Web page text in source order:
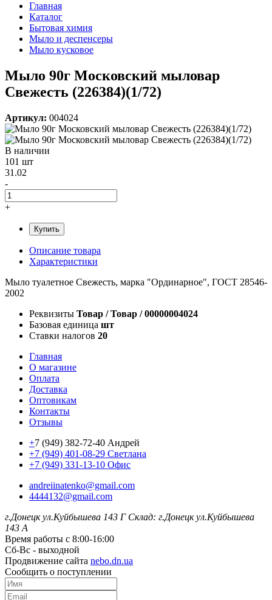
Главная
Каталог
Бытовая химия
Мыло и деспенсеры
Мыло кусковое
Мыло 90г Московский мыловар
Свежесть (226384)(1/72)
Артикул: 004024
В наличии
101 шт
31.02
-
+
Купить
Описание товара
Характеристики
Мыло туалетное Свежесть, марка "Ординарное", ГОСТ 28546-
2002
Реквизиты Товар / Товар / 00000004024
Базовая единица шт
Ставки налогов 20
Главная
О магазине
Оплата
Доставка
Оптовикам
Контакты
Отзывы
+7 (949) 382-72-40 Андрей
+7 (949) 401-08-29 Светлана
+7 (949) 331-13-10 Офис
andreiinatenko@gmail.com
4444132@gmail.com
г.Донецк ул.Куйбышева 143 Г Склад: г.Донецк ул.Куйбышева
143 А
Время работы с 8:00-16:00
Сб-Вс - выходной
Продвижение сайта nebo.dn.ua
Сообщить о поступлении